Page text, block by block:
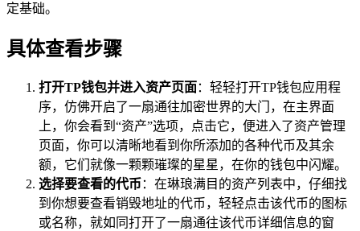
定基础。
具体查看步骤
打开TP钱包并进入资产页面：轻轻打开TP钱包应用程
序，仿佛开启了一扇通往加密世界的大门，在主界面
上，你会看到“资产”选项，点击它，便进入了资产管理
页面，你可以清晰地看到你所添加的各种代币及其余
额，它们就像一颗颗璀璨的星星，在你的钱包中闪耀。
选择要查看的代币 ：在琳琅满目的资产列表中，仔细找
到你想要查看销毁地址的代币，轻轻点击该代币的图标
或名称，就如同打开了一扇通往该代币详细信息的窗